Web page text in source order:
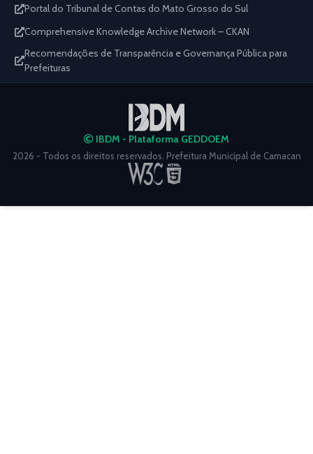
Portal do Tribunal de Contas do Mato Grosso do Sul
Comprehensive Knowledge Archive Network – CKAN
Recomendações de Transparência e Governança Pública para
Prefeituras
IBDM - Plataforma GEDDOEM
2026 - Todos os direitos reservados. Prefeitura Municipal de Camacan